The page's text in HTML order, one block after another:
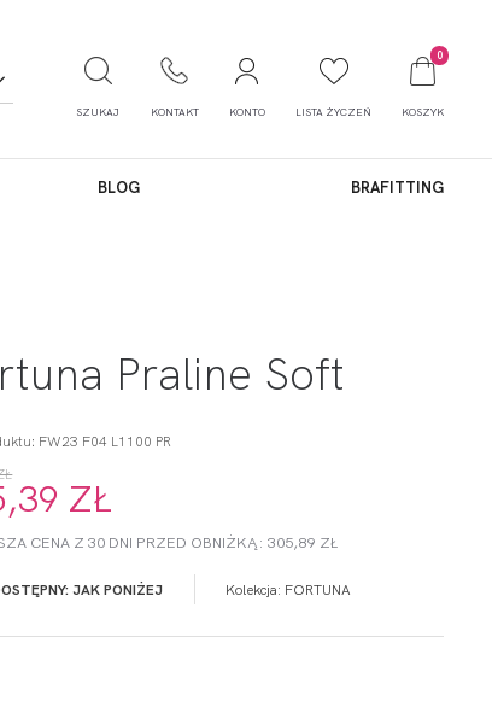
SZUKAJ KONTAKT KONTO LISTA ŻYCZEŃ
0
KOSZYK
BLOG BRAFITTING
Praline Soft
FW23 F04 L1100 PR
ZŁ
CENA Z 30 DNI PRZED OBNIŻKĄ: 305,89 ZŁ
JAK PONIŻEJ Kolekcja: FORTUNA